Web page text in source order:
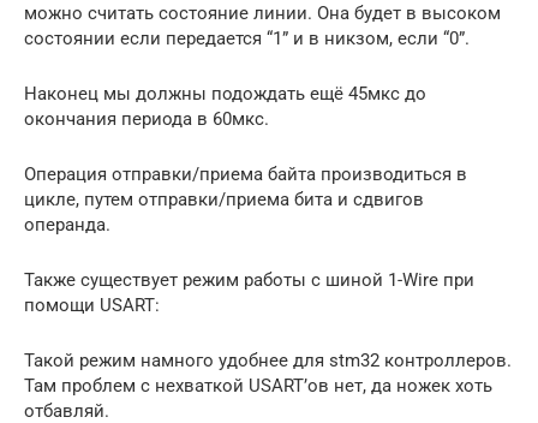
можно считать состояние линии. Она будет в высоком
состоянии если передается “1” и в никзом, если “0”.
Наконец мы должны подождать ещё 45мкс до
окончания периода в 60мкс.
Операция отправки/приема байта производиться в
цикле, путем отправки/приема бита и сдвигов
операнда.
Также существует режим работы с шиной 1-Wire при
помощи USART:
Такой режим намного удобнее для stm32 контроллеров.
Там проблем с нехваткой USART’ов нет, да ножек хоть
отбавляй.